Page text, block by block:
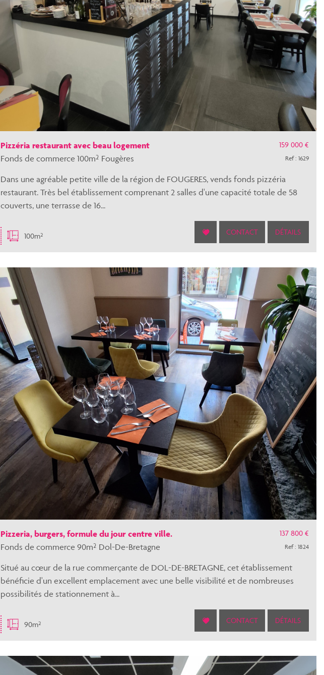
Pizzéria restaurant avec beau logement
Fonds de commerce 100m² Fougères
159 000 €
Ref : 1629
Dans une agréable petite ville de la région de FOUGERES, vends fonds pizzéria
restaurant. Très bel établissement comprenant 2 salles d'une capacité totale de 58
couverts, une terrasse de 16...
100m² CONTACT DÉTAILS
Pizzeria, burgers, formule du jour centre ville.
Fonds de commerce 90m² Dol-De-Bretagne
137 800 €
Ref : 1824
Situé au cœur de la rue commerçante de DOL-DE-BRETAGNE, cet établissement
bénéficie d'un excellent emplacement avec une belle visibilité et de nombreuses
possibilités de stationnement à...
90m² CONTACT DÉTAILS